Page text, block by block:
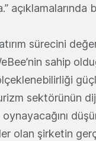
açıklamalarında
sürecini
sahip
sektörünün
olan şirketin